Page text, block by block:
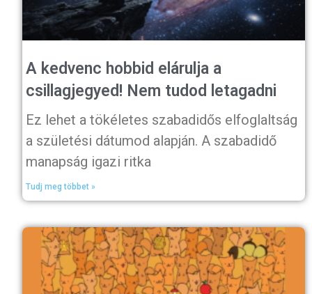
A kedvenc hobbid elárulja a
csillagjegyed! Nem tudod letagadni
Ez lehet a tökéletes szabadidős elfoglaltság
a születési dátumod alapján. A szabadidő
manapság igazi ritka
Tudj meg többet »